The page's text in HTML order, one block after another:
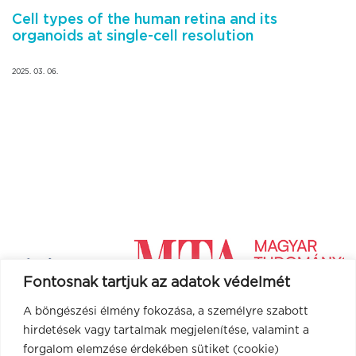
Fontosnak tartjuk az adatok védelmét
A böngészési élmény fokozása, a személyre szabott
hirdetések vagy tartalmak megjelenítése, valamint a
forgalom elemzése érdekében sütiket (cookie)
Cell types of the human retina and its
organoids at single-cell resolution
2025. 03. 06.